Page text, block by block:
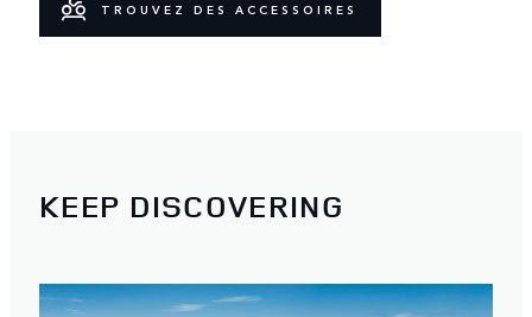
TROUVEZ DES ACCESSOIRES
KEEP DISCOVERING